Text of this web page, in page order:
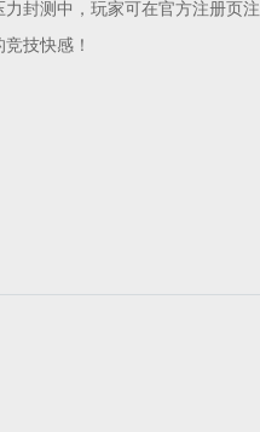
测中，玩家可在官方注册页
技快感！